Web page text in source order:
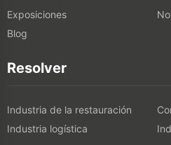
Exposiciones
Blog
Resolver
Industria de la restauración
Industria logística